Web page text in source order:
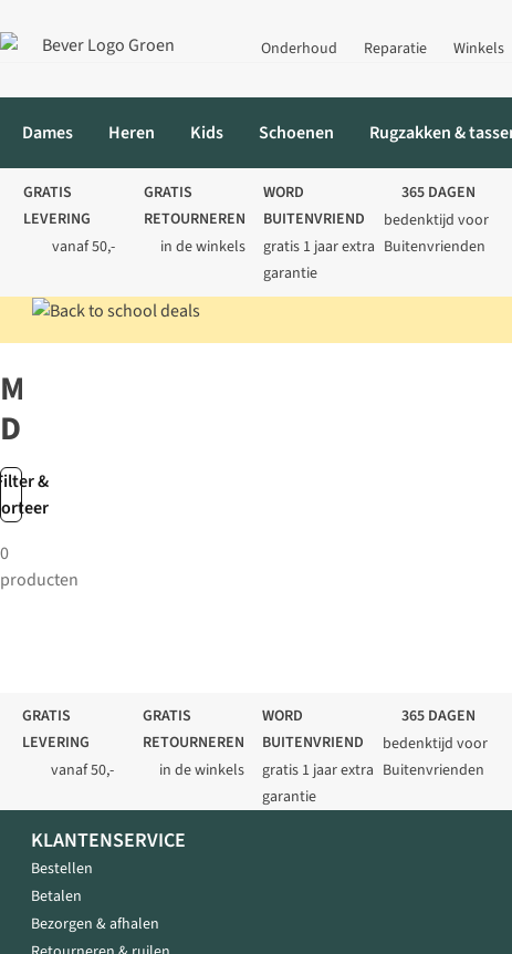
Onderhoud Reparatie Winkels
Dames Heren Kids Schoenen Rugzakken &
GRATIS
LEVERING
vanaf 50,-
GRATIS
RETOURNEREN
in de winkels
WORD
BUITENVRIEND
gratis 1 jaar extra
garantie
365 DAGEN
bedenktijd voor
Buitenvrienden
&
Media
Diffusion
0
producten
GRATIS
LEVERING
vanaf 50,-
GRATIS
RETOURNEREN
in de winkels
WORD
BUITENVRIEND
gratis 1 jaar extra
garantie
365 DAGEN
bedenktijd voor
Buitenvrienden
KLANTENSERVICE
Bestellen
Betalen
Bezorgen & afhalen